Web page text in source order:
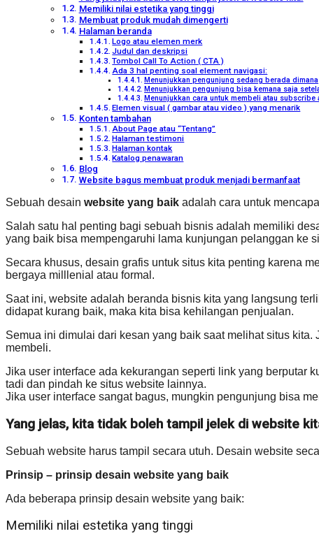
Memiliki nilai estetika yang tinggi
Membuat produk mudah dimengerti
Halaman beranda
Logo atau elemen merk
Judul dan deskripsi
Tombol Call To Action ( CTA )
Ada 3 hal penting soal element navigasi:
Menunjukkan pengunjung sedang berada dimana
Menunjukkan pengunjung bisa kemana saja
Menunjukkan cara untuk membeli atau
Elemen visual ( gambar atau video ) yang menarik
Konten tambahan
About Page atau “Tentang”
Halaman testimoni
Halaman kontak
Katalog penawaran
Blog
Website bagus membuat produk menjadi bermanfaat
Sebuah desain website yang baik adalah cara untuk
Salah satu hal penting bagi sebuah bisnis adalah memiliki
yang baik bisa mempengaruhi lama kunjungan pelanggan ke
Secara khusus, desain grafis untuk situs kita penting karena
bergaya milllenial atau formal.
Saat ini, website adalah beranda bisnis kita yang langsung
didapat kurang baik, maka kita bisa kehilangan penjualan.
Semua ini dimulai dari kesan yang baik saat melihat situs
membeli.
Jika user interface ada kekurangan seperti link yang berputar
tadi dan pindah ke situs website lainnya.
Jika user interface sangat bagus, mungkin pengunjung bisa
Yang jelas, kita tidak boleh tampil jelek di website
Sebuah website harus tampil secara utuh. Desain website
Prinsip – prinsip desain website yang baik
Ada beberapa prinsip desain website yang baik:
Memiliki nilai estetika yang tinggi